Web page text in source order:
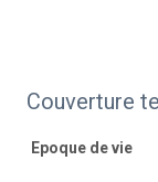
Couverture
Epoque de vie